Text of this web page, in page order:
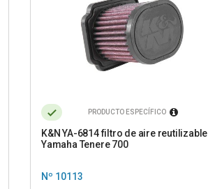
PRODUCTO ESPECÍFICO
K&N YA-6814 filtro de aire reutilizable
Yamaha Tenere 700
Nº 10113